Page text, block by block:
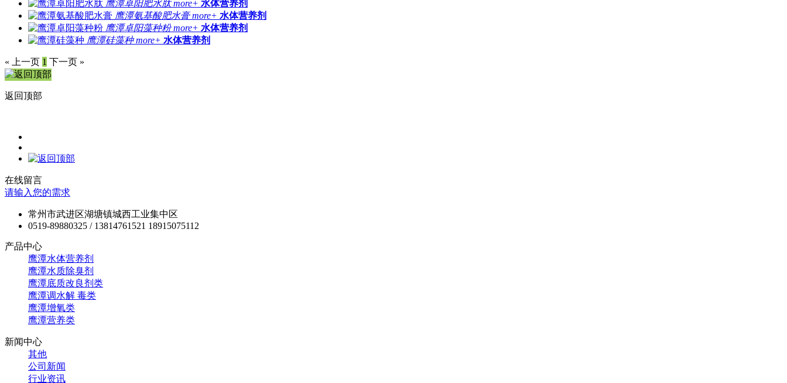
鹰潭卓阳肥水肽more+ 水体营养剂
鹰潭氨基酸肥水膏more+ 水体营养剂
鹰潭卓阳藻种粉more+ 水体营养剂
鹰潭硅藻种more+ 水体营养剂
« 上一页 1 下一页 »
返回顶部
在线留言
请输入您的需求
常州市武进区湖塘镇城西工业集中区
0519-89880325 / 13814761521 18915075112
产品中心
鹰潭水体营养剂
鹰潭水质除臭剂
鹰潭底质改良剂类
鹰潭调水解 毒类
鹰潭增氧类
鹰潭营养类
新闻中心
其他
公司新闻
行业资讯